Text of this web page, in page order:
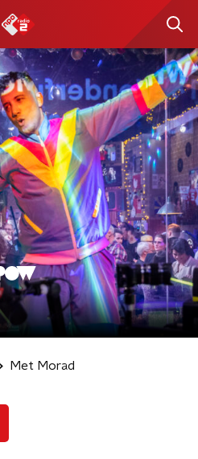
Met Morad